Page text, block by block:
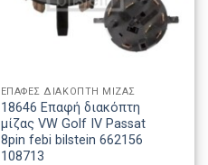
ΕΠΑΦΕΣ ΔΙΑΚΟΠΤΗ ΜΙΖΑΣ
18646 Επαφή διακόπτη
μίζας VW Golf IV Passat
8pin febi bilstein 662156
108713